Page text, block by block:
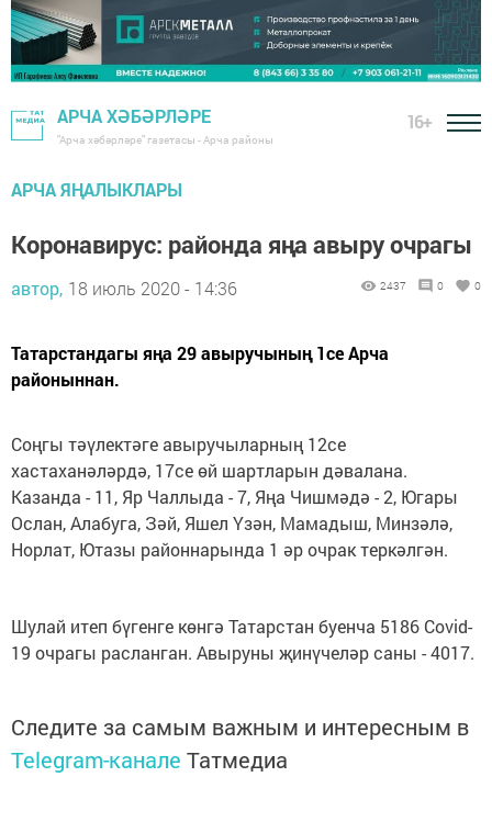
АРЧА ХӘБӘРЛӘРЕ
"Арча хәбәрләре" газетасы - Арча районы
16+
АРЧА ЯҢАЛЫКЛАРЫ
Коронавирус: районда яңа авыру очрагы
автор, 18 июль 2020 - 14:36 2437 0 0
Татарстандагы яңа 29 авыручының 1се Арча
районыннан.
Соңгы тәүлектәге авыручыларның 12се
хастаханәләрдә, 17се өй шартларын дәвалана.
Казанда - 11, Яр Чаллыда - 7, Яңа Чишмәдә - 2, Югары
Ослан, Алабуга, Зәй, Яшел Үзән, Мамадыш, Минзәлә,
Норлат, Ютазы районнарында 1 әр очрак теркәлгән.
Шулай итеп бүгенге көнгә Татарстан буенча 5186 Covid-
19 очрагы расланган. Авыруны җинүчеләр саны - 4017.
Следите за самым важным и интересным в
Telegram-канале Татмедиа